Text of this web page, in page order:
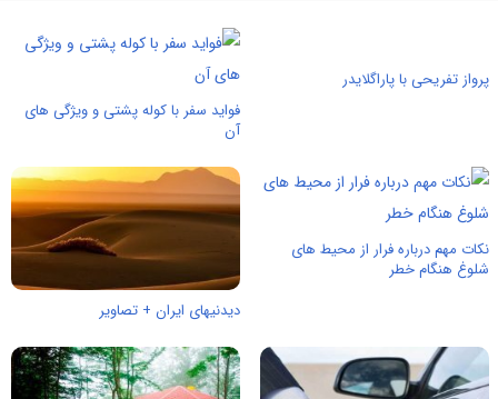
پرواز تفریحی با پاراگلایدر
فواید سفر با کوله پشتی و ویژگی های
آن
نکات مهم درباره فرار از محیط های
شلوغ هنگام خطر
دیدنیهای ایران + تصاویر